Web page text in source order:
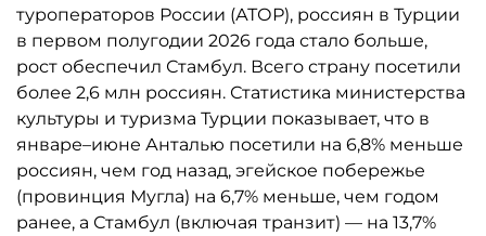
туроператоров России (АТОР), россиян в Турции
в первом полугодии 2026 года стало больше,
рост обеспечил Стамбул. Всего страну посетили
более 2,6 млн россиян. Статистика министерства
культуры и туризма Турции показывает, что в
январе–июне Анталью посетили на 6,8% меньше
россиян, чем год назад, эгейское побережье
(провинция Мугла) на 6,7% меньше, чем годом
ранее, а Стамбул (включая транзит) — на 13,7%